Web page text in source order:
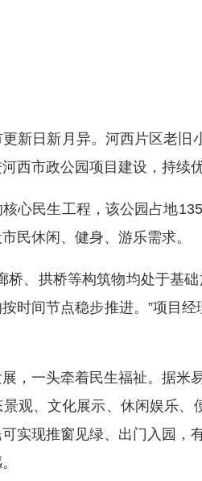
日新月异。河西片区老旧
西市政公园项目建设，持续
民生工程，该公园占地135
民休闲、健身、游乐需求。
、拱桥等构筑物均处于基础
时间节点稳步推进。”项目
一头牵着民生福祉。据米
观、文化展示、休闲娱乐
实现推窗见绿、出门入园